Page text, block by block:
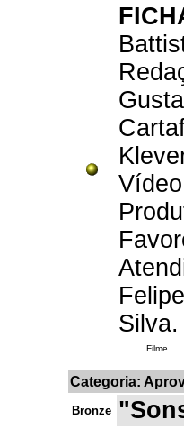
Silva.
Filme
Categoria:
Bronze